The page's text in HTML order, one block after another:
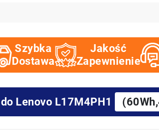
Szybka
Dostawa
Jakość
Zapewnienie
Lenovo L17M4PH1